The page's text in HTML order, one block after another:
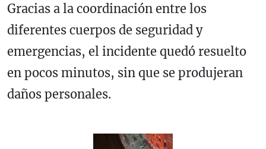
Gracias a la coordinación entre los
diferentes cuerpos de seguridad y
emergencias, el incidente quedó resuelto
en pocos minutos, sin que se produjeran
daños personales.